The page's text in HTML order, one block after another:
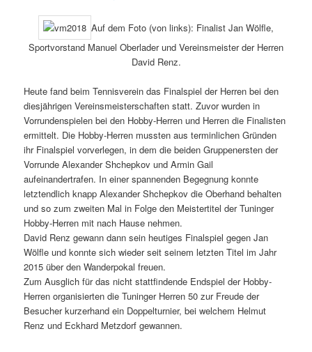
Auf dem Foto (von links): Finalist Jan Wölfle,
Sportvorstand Manuel Oberlader und Vereinsmeister der Herren
David Renz.
Heute fand beim Tennisverein das Finalspiel der Herren bei den
diesjährigen Vereinsmeisterschaften statt. Zuvor wurden in
Vorrundenspielen bei den Hobby-Herren und Herren die Finalisten
ermittelt. Die Hobby-Herren mussten aus terminlichen Gründen
ihr Finalspiel vorverlegen, in dem die beiden Gruppenersten der
Vorrunde Alexander Shchepkov und Armin Gail
aufeinandertrafen. In einer spannenden Begegnung konnte
letztendlich knapp Alexander Shchepkov die Oberhand behalten
und so zum zweiten Mal in Folge den Meistertitel der Tuninger
Hobby-Herren mit nach Hause nehmen.
David Renz gewann dann sein heutiges Finalspiel gegen Jan
Wölfle und konnte sich wieder seit seinem letzten Titel im Jahr
2015 über den Wanderpokal freuen.
Zum Ausglich für das nicht stattfindende Endspiel der Hobby-
Herren organisierten die Tuninger Herren 50 zur Freude der
Besucher kurzerhand ein Doppelturnier, bei welchem Helmut
Renz und Eckhard Metzdorf gewannen.